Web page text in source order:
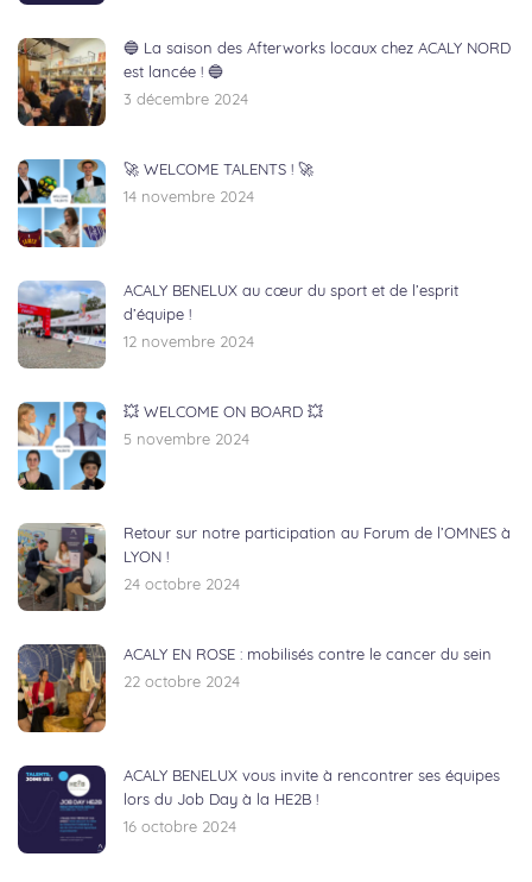
🔵 La saison des Afterworks locaux chez ACALY NORD
est lancée ! 🔵
3 décembre 2024
🚀 WELCOME TALENTS ! 🚀
14 novembre 2024
ACALY BENELUX au cœur du sport et de l’esprit
d’équipe !
12 novembre 2024
💥 WELCOME ON BOARD 💥
5 novembre 2024
Retour sur notre participation au Forum de l’OMNES à
LYON !
24 octobre 2024
ACALY EN ROSE : mobilisés contre le cancer du sein
22 octobre 2024
ACALY BENELUX vous invite à rencontrer ses équipes
lors du Job Day à la HE2B !
16 octobre 2024